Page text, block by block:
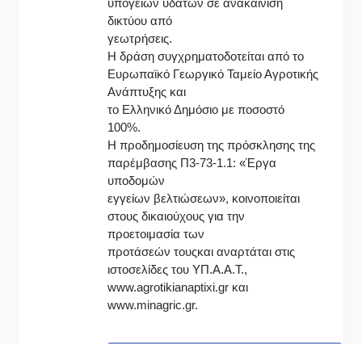
δικτύου από
γεωτρήσεις.
Η δράση συγχρηματοδοτείται από το
Ευρωπαϊκό Γεωργικό Ταμείο Αγροτικής
Ανάπτυξης και
το Ελληνικό Δημόσιο με ποσοστό
100%.
Η προδημοσίευση της πρόσκλησης της
παρέμβασης Π3-73-1.1: «Έργα
υποδομών
εγγείων βελτιώσεων», κοινοποιείται
στους δικαιούχους για την
προετοιμασία των
προτάσεών τουςκαι αναρτάται στις
ιστοσελίδες του ΥΠ.Α.Α.Τ.,
www.agrotikianaptixi.gr και
www.minagric.gr.